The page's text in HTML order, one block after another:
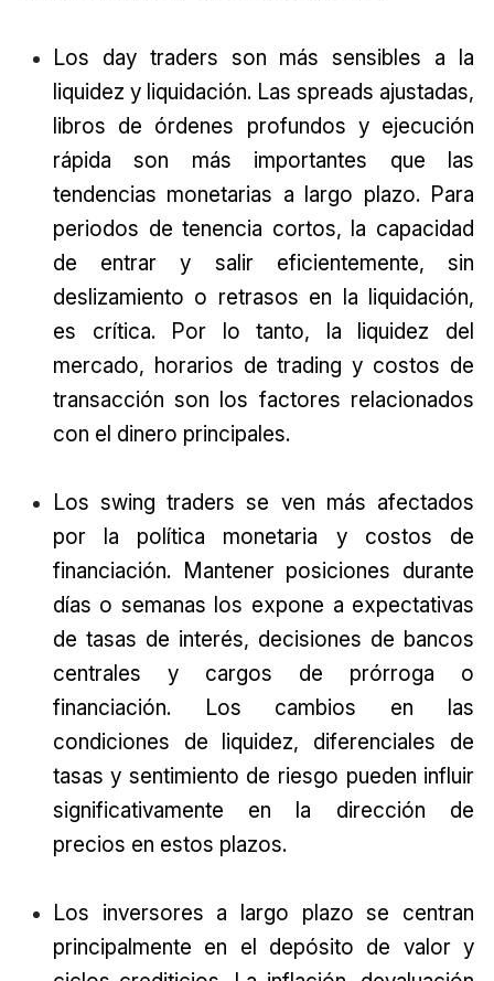
Los day traders son más sensibles a la
liquidez y liquidación. Las spreads ajustadas,
libros de órdenes profundos y ejecución
rápida son más importantes que las
tendencias monetarias a largo plazo. Para
periodos de tenencia cortos, la capacidad
de entrar y salir eficientemente, sin
deslizamiento o retrasos en la liquidación,
es crítica. Por lo tanto, la liquidez del
mercado, horarios de trading y costos de
transacción son los factores relacionados
con el dinero principales.
Los swing traders se ven más afectados
por la política monetaria y costos de
financiación. Mantener posiciones durante
días o semanas los expone a expectativas
de tasas de interés, decisiones de bancos
centrales y cargos de prórroga o
financiación. Los cambios en las
condiciones de liquidez, diferenciales de
tasas y sentimiento de riesgo pueden influir
significativamente en la dirección de
precios en estos plazos.
Los inversores a largo plazo se centran
principalmente en el depósito de valor y